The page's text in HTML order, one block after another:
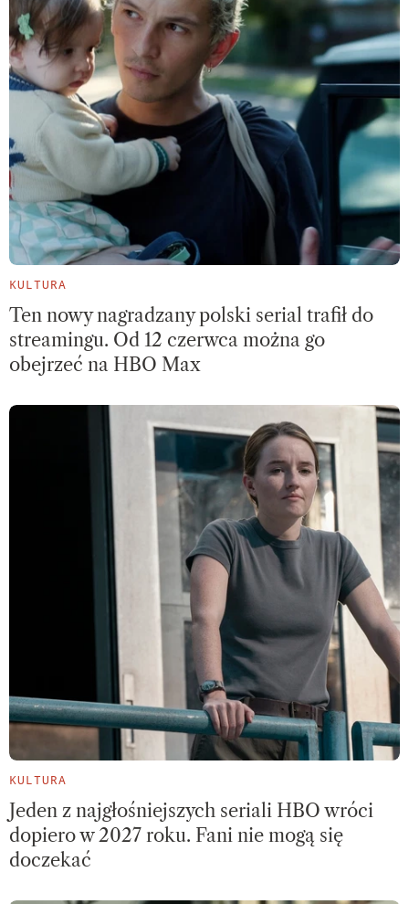
KULTURA
Ten nowy nagradzany polski serial trafił do
streamingu. Od 12 czerwca można go
obejrzeć na HBO Max
KULTURA
Jeden z najgłośniejszych seriali HBO wróci
dopiero w 2027 roku. Fani nie mogą się
doczekać